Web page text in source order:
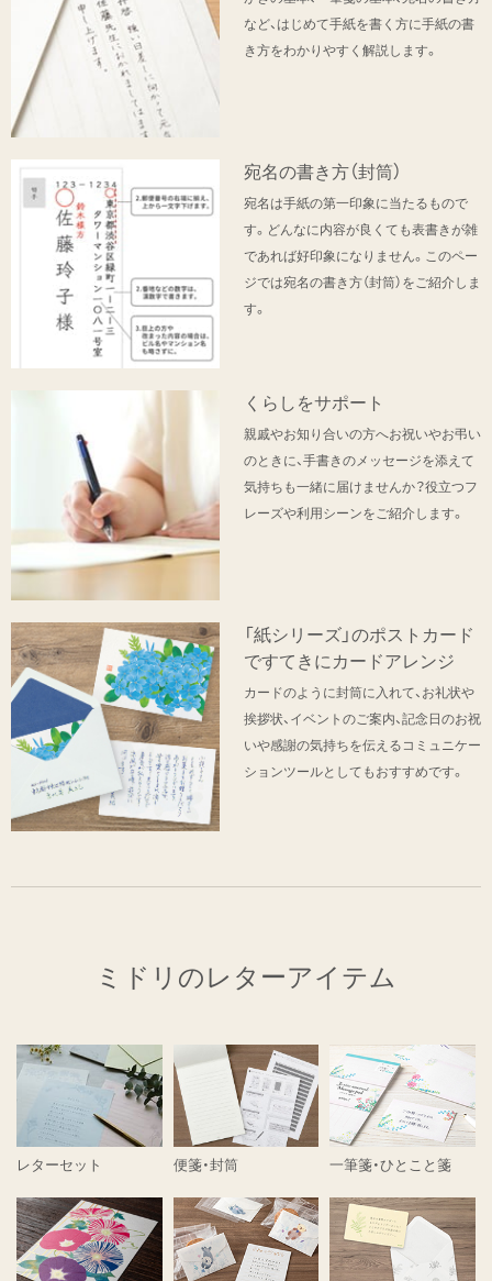
など、はじめて手紙を書く方に手紙の書
き方をわかりやすく解説します。
宛名の書き方（封筒）
宛名は手紙の第一印象に当たるもので
す。どんなに内容が良くても表書きが雑
であれば好印象になりません。このペー
ジでは宛名の書き方（封筒）をご紹介しま
す。
くらしをサポート
親戚やお知り合いの方へお祝いやお弔い
のときに、手書きのメッセージを添えて
気持ちも一緒に届けませんか？役立つフ
レーズや利用シーンをご紹介します。
「紙シリーズ」のポストカード
ですてきにカードアレンジ
カードのように封筒に入れて、お礼状や
挨拶状、イベントのご案内、記念日のお祝
いや感謝の気持ちを伝えるコミュニケー
ションツールとしてもおすすめです。
ミドリのレターアイテム
レターセット 便箋・封筒 一筆箋・ひとこと箋